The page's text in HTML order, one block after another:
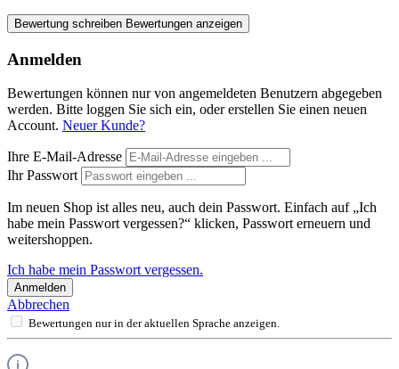
Bewertung schreiben Bewertungen anzeigen
Anmelden
Bewertungen können nur von angemeldeten Benutzern abgegeben
werden. Bitte loggen Sie sich ein, oder erstellen Sie einen neuen
Account. Neuer Kunde?
Ihre E-Mail-Adresse
Ihr Passwort
Im neuen Shop ist alles neu, auch dein Passwort. Einfach auf „Ich
habe mein Passwort vergessen?“ klicken, Passwort erneuern und
weitershoppen.
Ich habe mein Passwort vergessen.
Anmelden
Abbrechen
Bewertungen nur in der aktuellen Sprache anzeigen.